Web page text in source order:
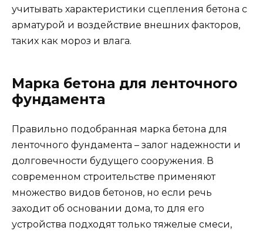
учитывать характеристики сцепления бетона с
арматурой и воздействие внешних факторов,
таких как мороз и влага.
Марка бетона для ленточного
фундамента
Правильно подобранная марка бетона для
ленточного фундамента – залог надежности и
долговечности будущего сооружения. В
современном строительстве применяют
множество видов бетонов, но если речь
заходит об основании дома, то для его
устройства подходят только тяжелые смеси,